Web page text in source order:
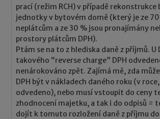
prací (režim RCH) v případě rekonstrukce
jednotky v bytovém domě (který je ze
neplátcům a ze 30 % jsou pronajímány
prostory plátcům DPH).
Ptám se na to z hlediska daně z příjmů. U
takového “reverse charge” DPH
nenárokováno zpět. Zajímá mě, zda
DPH být v nákladech daného roku (v
odvedeno), nebo musí vstoupit do ceny
zhodnocení majetku, a tak i do odpisů =
dojít k tomuto rozložení daně z příjmu